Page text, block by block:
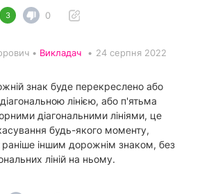
3 0
• Викладач • 24 серпня 2022
знак буде перекреслено або
лінією, або п'ятьма
діагональними лініями, це
будь-якого моменту,
раніше іншим дорожнім знаком, без
ліній на ньому.